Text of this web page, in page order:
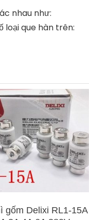
nhau như:
loại que hàn trên:
gốm Delixi RL1-15A